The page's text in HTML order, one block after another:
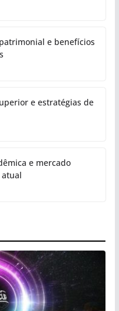
e benefícios
e estratégias de
e mercado